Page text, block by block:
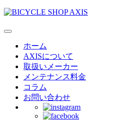
ホーム
AXISについて
取扱いメーカー
メンテナンス料金
コラム
お問い合わせ